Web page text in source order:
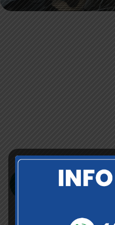
sepanjang 26.184 KM dengan masa
Selengkapnya